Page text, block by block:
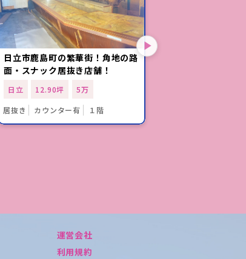
日立市鹿島町の繁華街！角地の路
面・スナック居抜き店舗！
日立 12.90坪
5万
居抜き
カウンター有 １階
運営会社
利用規約